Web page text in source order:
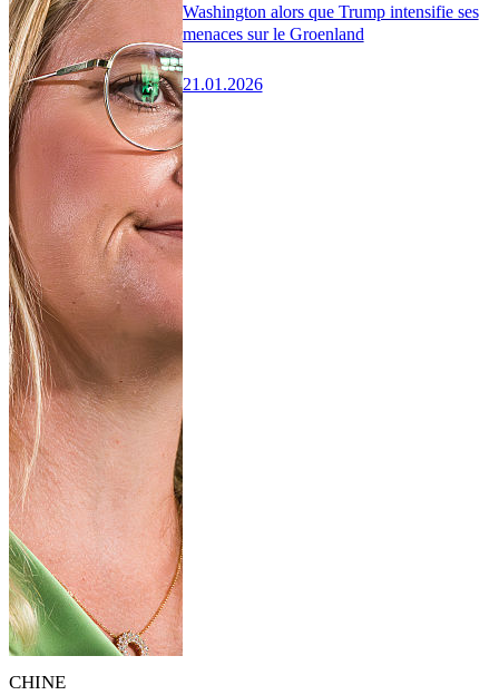
Washington alors que Trump intensifie ses
menaces sur le Groenland
21.01.2026
CHINE